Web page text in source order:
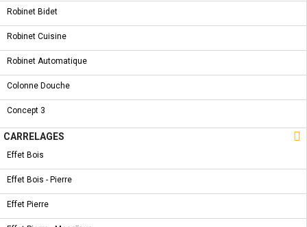
Robinet Bidet
Robinet Cuisine
Robinet Automatique
Colonne Douche
Concept 3
CARRELAGES 
Effet Bois
Effet Bois - Pierre
Effet Pierre
5 AUTRES PRODUITS DANS LA MÊME
CATÉGORIE :
ROBINET LAVABO - DORA